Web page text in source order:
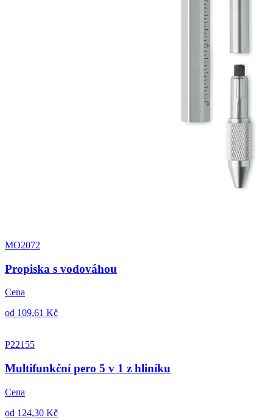
MO2072
Propiska s vodováhou
Cena
od 109,61 Kč
P22155
Multifunkční pero 5 v 1 z hliníku
Cena
od 124,30 Kč